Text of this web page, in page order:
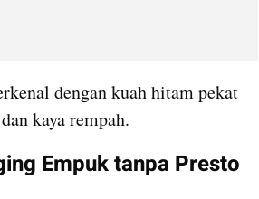
dengan kuah hitam pekat
kaya rempah.
Empuk tanpa Presto